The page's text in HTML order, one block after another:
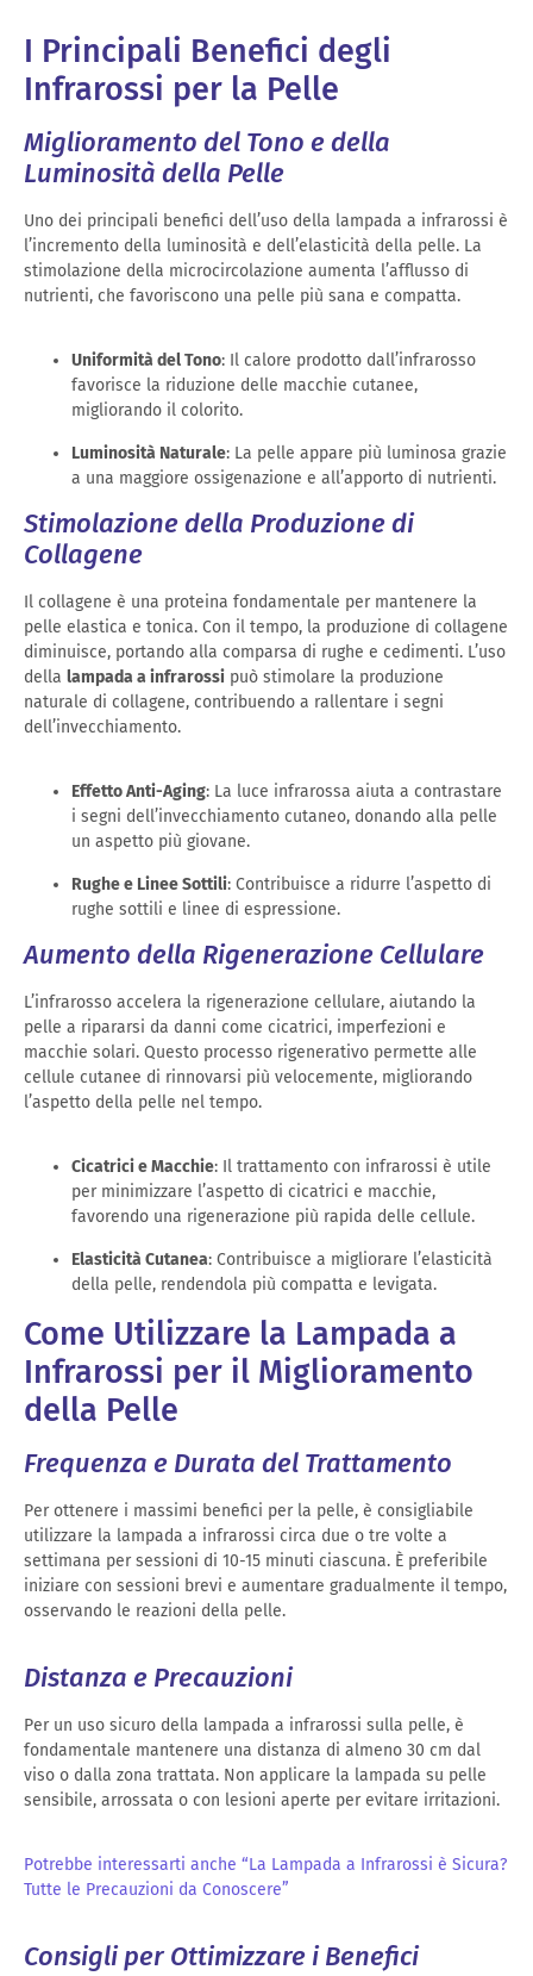
I Principali Benefici degli
Infrarossi per la Pelle
Miglioramento del Tono e della
Luminosità della Pelle
Uno dei principali benefici dell’uso della lampada a infrarossi è
l’incremento della luminosità e dell’elasticità della pelle. La
stimolazione della microcircolazione aumenta l’afflusso di
nutrienti, che favoriscono una pelle più sana e compatta.
Uniformità del Tono: Il calore prodotto dall’infrarosso
favorisce la riduzione delle macchie cutanee,
migliorando il colorito.
Luminosità Naturale: La pelle appare più luminosa grazie
a una maggiore ossigenazione e all’apporto di nutrienti.
Stimolazione della Produzione di
Collagene
Il collagene è una proteina fondamentale per mantenere la
pelle elastica e tonica. Con il tempo, la produzione di collagene
diminuisce, portando alla comparsa di rughe e cedimenti. L’uso
della lampada a infrarossi può stimolare la produzione
naturale di collagene, contribuendo a rallentare i segni
dell’invecchiamento.
Effetto Anti-Aging: La luce infrarossa aiuta a contrastare
i segni dell’invecchiamento cutaneo, donando alla pelle
un aspetto più giovane.
Rughe e Linee Sottili: Contribuisce a ridurre l’aspetto di
rughe sottili e linee di espressione.
Aumento della Rigenerazione Cellulare
L’infrarosso accelera la rigenerazione cellulare, aiutando la
pelle a ripararsi da danni come cicatrici, imperfezioni e
macchie solari. Questo processo rigenerativo permette alle
cellule cutanee di rinnovarsi più velocemente, migliorando
l’aspetto della pelle nel tempo.
Cicatrici e Macchie: Il trattamento con infrarossi è utile
per minimizzare l’aspetto di cicatrici e macchie,
favorendo una rigenerazione più rapida delle cellule.
Elasticità Cutanea: Contribuisce a migliorare l’elasticità
della pelle, rendendola più compatta e levigata.
Come Utilizzare la Lampada a
Infrarossi per il Miglioramento
della Pelle
Frequenza e Durata del Trattamento
Per ottenere i massimi benefici per la pelle, è consigliabile
utilizzare la lampada a infrarossi circa due o tre volte a
settimana per sessioni di 10-15 minuti ciascuna. È preferibile
iniziare con sessioni brevi e aumentare gradualmente il tempo,
osservando le reazioni della pelle.
Distanza e Precauzioni
Per un uso sicuro della lampada a infrarossi sulla pelle, è
fondamentale mantenere una distanza di almeno 30 cm dal
viso o dalla zona trattata. Non applicare la lampada su pelle
sensibile, arrossata o con lesioni aperte per evitare irritazioni.
Potrebbe interessarti anche “La Lampada a Infrarossi è Sicura?
Tutte le Precauzioni da Conoscere”
Consigli per Ottimizzare i Benefici